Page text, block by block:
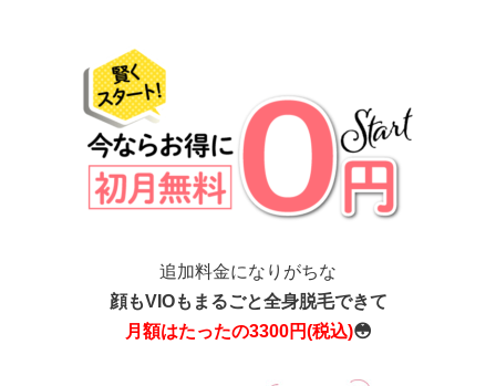
追加料金になりがちな
顔もVIOもまるごと全身脱毛できて
月額はたったの3300円(税込)😳